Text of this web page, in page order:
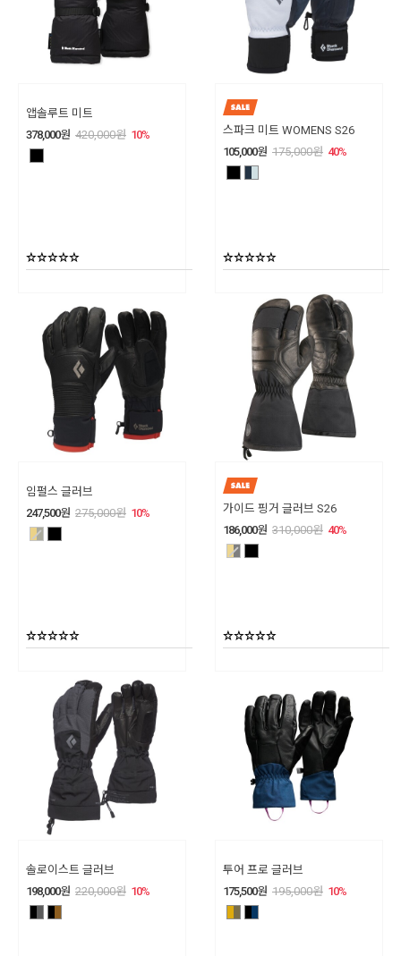
앱솔루트 미트
378,000원 420,000원 10%
스파크 미트 WOMENS S26
105,000원 175,000원 40%
임펄스 글러브
247,500원 275,000원 10%
가이드 핑거 글러브 S26
186,000원 310,000원 40%
솔로이스트 글러브
198,000원 220,000원 10%
투어 프로 글러브
175,500원 195,000원 10%